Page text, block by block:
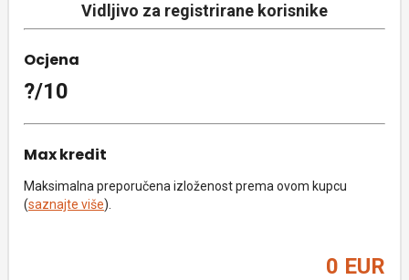
Vidljivo za registrirane korisnike
Ocjena
?/10
Max kredit
Maksimalna preporučena izloženost prema ovom kupcu
(saznajte više).
0 EUR